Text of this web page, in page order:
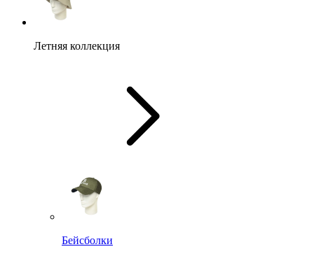
Летняя коллекция
Бейсболки